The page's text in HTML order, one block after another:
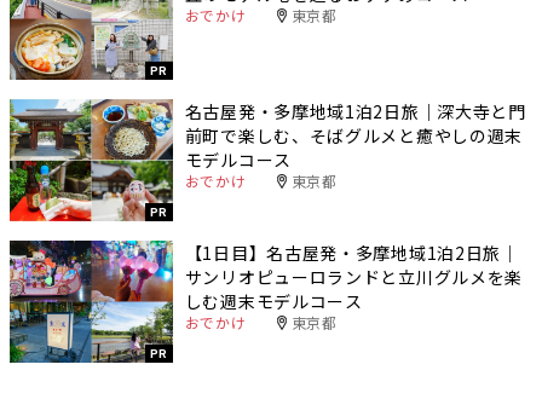
PR
おでかけ 東京都
PR
名古屋発・多摩地域1泊2日旅｜深大寺と門
前町で楽しむ、そばグルメと癒やしの週末
モデルコース
おでかけ 東京都
PR
【1日目】名古屋発・多摩地域1泊2日旅｜
サンリオピューロランドと立川グルメを楽
しむ週末モデルコース
おでかけ 東京都